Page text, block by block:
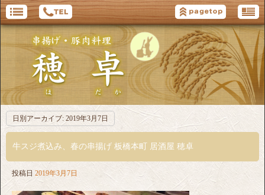
日別アーカイブ: 2019年3月7日
牛スジ煮込み、春の串揚げ 板橋本町 居酒屋 穂卓
投稿日 2019年3月7日